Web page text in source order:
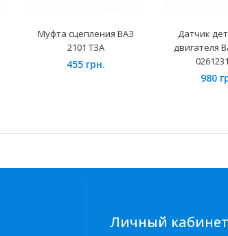
Муфта сцепления ВАЗ
2101 ТЗА
455 грн.
Датчик
двигателя
980
Личный кабинет